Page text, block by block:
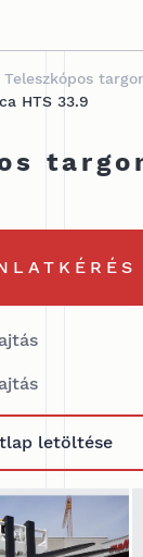
Teleszkópos
HTS 33.9
letöltése